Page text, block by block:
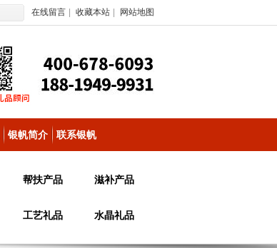
在线留言 收藏本站 网站地图
银帆简介 联系银帆
帮扶产品 滋补产品
工艺礼品 水晶礼品